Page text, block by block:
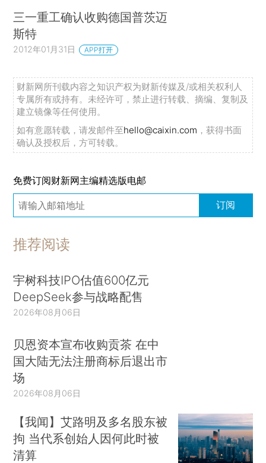
三一重工确认收购德国普茨迈
斯特
2012年01月31日 APP打开
财新网所刊载内容之知识产权为财新传媒及/或相关权利人
专属所有或持有。未经许可，禁止进行转载、摘编、复制及
建立镜像等任何使用。
如有意愿转载，请发邮件至hello@caixin.com ，获得书面
确认及授权后，方可转载。
免费订阅财新网主编精选版电邮
订阅
推荐阅读
宇树科技IPO估值600亿元
DeepSeek参与战略配售
2026年08月06日
贝恩资本宣布收购贡茶 在中
国大陆无法注册商标后退出市
场
2026年08月06日
【我闻】艾路明及多名股东被
拘 当代系创始人因何此时被
清算